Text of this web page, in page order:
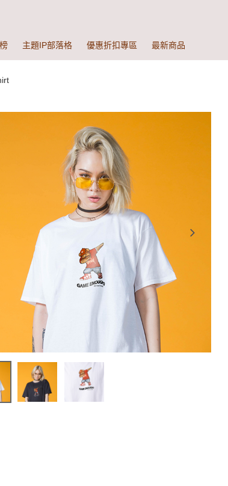
主題IP部落格 優惠折扣專區 最新商品